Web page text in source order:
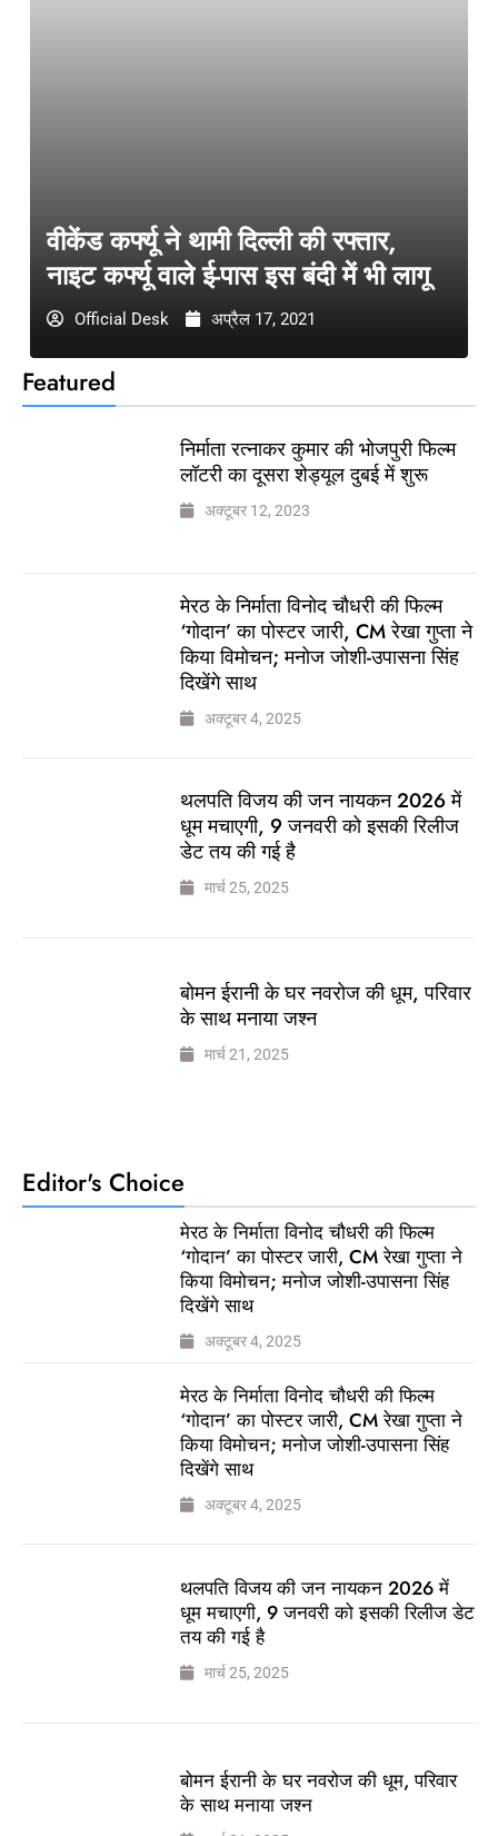
Featured
निर्माता रत्नाकर कुमार की भोजपुरी फिल्म
लॉटरी का दूसरा शेड्यूल दुबई में शुरू
अक्टूबर 12, 2023
मेरठ के निर्माता विनोद चौधरी की फिल्म
‘गोदान’ का पोस्टर जारी, CM रेखा गुप्ता ने
किया विमोचन; मनोज जोशी-उपासना सिंह
दिखेंगे साथ
अक्टूबर 4, 2025
थलपति विजय की जन नायकन 2026 में
धूम मचाएगी, 9 जनवरी को इसकी रिलीज
डेट तय की गई है
मार्च 25, 2025
बोमन ईरानी के घर नवरोज की धूम, परिवार
के साथ मनाया जश्न
मार्च 21, 2025
वीकेंड कर्फ्यू ने थामी दिल्ली की रफ्तार,
नाइट कर्फ्यू वाले ई-पास इस बंदी में भी लागू
Official Desk अप्रैल 17, 2021
Editor's Choice
मेरठ के निर्माता विनोद चौधरी की फिल्म
‘गोदान’ का पोस्टर जारी, CM रेखा गुप्ता ने
किया विमोचन; मनोज जोशी-उपासना सिंह
दिखेंगे साथ
अक्टूबर 4, 2025
मेरठ के निर्माता विनोद चौधरी की फिल्म
‘गोदान’ का पोस्टर जारी, CM रेखा गुप्ता ने
किया विमोचन; मनोज जोशी-उपासना सिंह
दिखेंगे साथ
अक्टूबर 4, 2025
थलपति विजय की जन नायकन 2026 में
धूम मचाएगी, 9 जनवरी को इसकी रिलीज डेट
तय की गई है
मार्च 25, 2025
बोमन ईरानी के घर नवरोज की धूम, परिवार
के साथ मनाया जश्न